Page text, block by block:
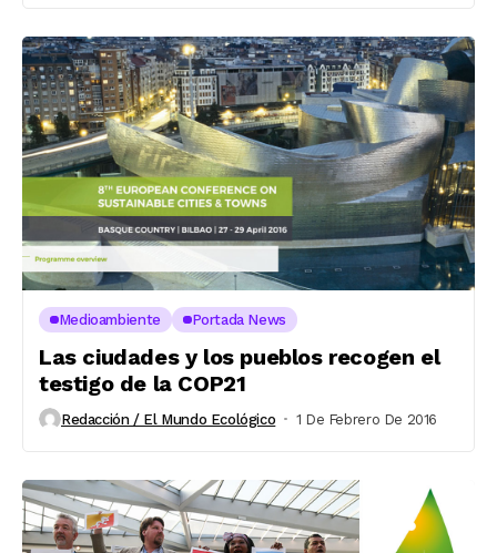
Medioambiente Portada News
Las ciudades y los pueblos recogen el
testigo de la COP21
Redacción / El Mundo Ecológico 1 De Febrero De 2016